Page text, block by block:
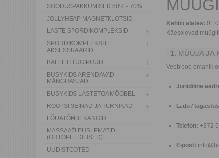
SOODUSPAKKUMISED 50% - 70%
JOLLYHEAP MAGNETKLOTSID
LASTE SPORDIKOMPLEKSID
SPORDIKOMPLEKSITE
AKSESSUAARID
BALLETI TUGIPUUD
BUSYKIDS ARENDAVAD
MÄNGUASJAD
BUSYKIDS LASTETOA MÖÖBEL
ROOTSI SEINAD JA TURNIKAD
LÕUATÕMBEKANGID
MASSAAŽI PUSLEMATID
(ORTOPEEDILISED)
UUDISTOOTED
Kehtib alates:
Käesolevad
1. MÜÜJA JA
Veebipoe omanik
Juriidiline
Ladu /
Telefon: +372
E-post: